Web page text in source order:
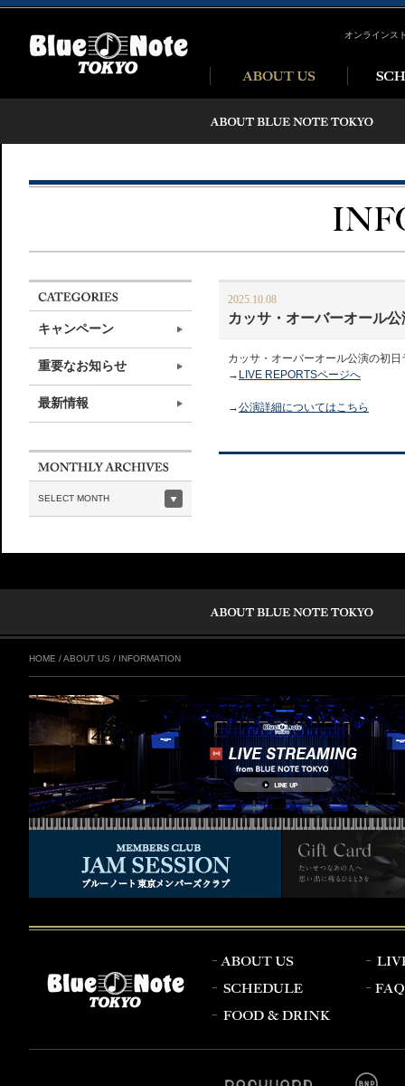
オンラインス
キャンペーン
重要なお知らせ
最新情報
SELECT MONTH
2025.10.08
カッサ・オーバーオール
カッサ・オーバーオール公演の初
→ LIVE REPORTSページへ
→公演詳細についてはこちら
HOME /ABOUT US / INFORMATION